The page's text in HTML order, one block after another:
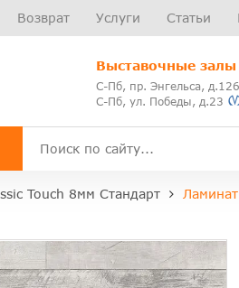
Возврат Услуги Статьи
Выставочные залы
С-Пб, пр. Энгельса,
С-Пб, ул. Победы, д.23
Touch 8мм Стандарт